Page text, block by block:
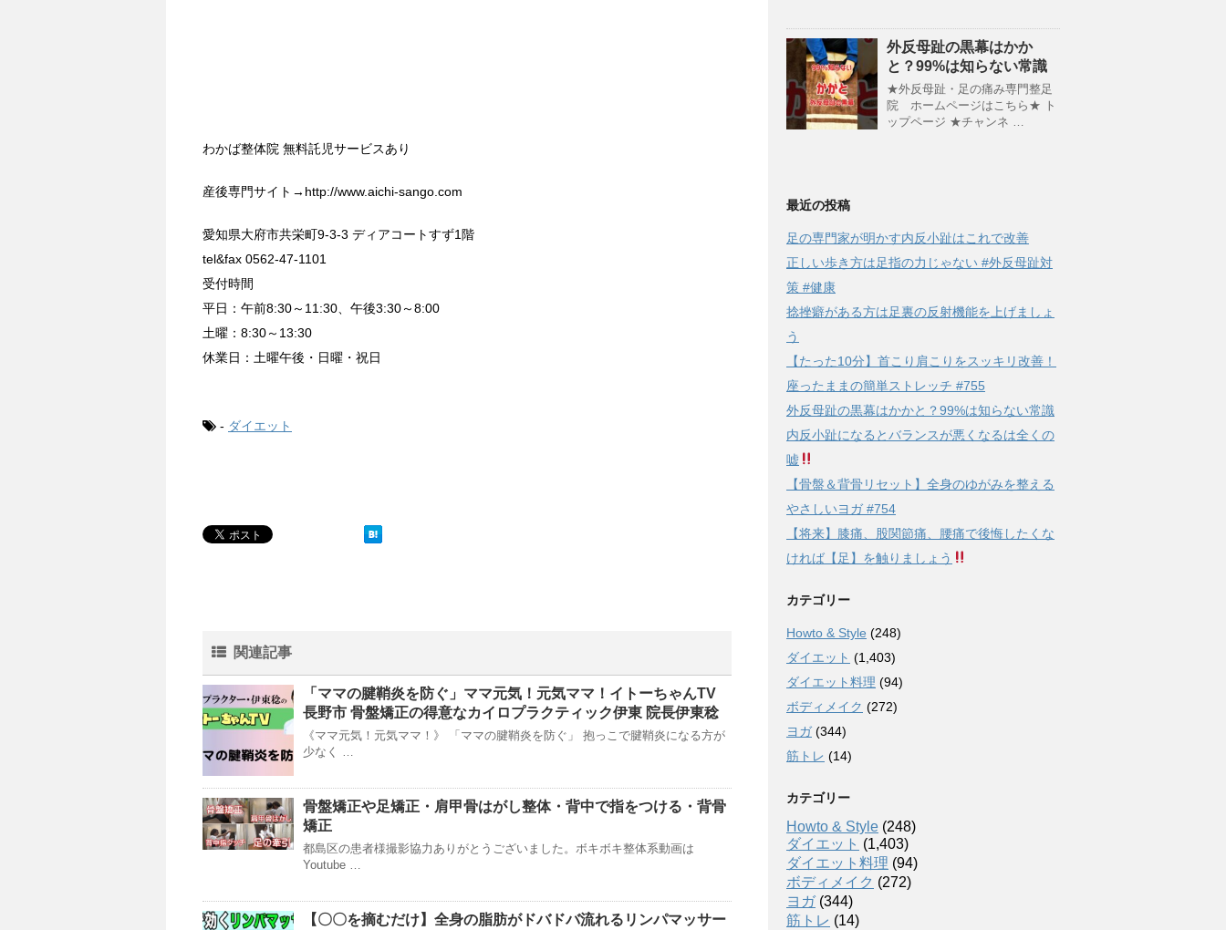
わかば整体院 無料託児サービスあり
産後専門サイト→http://www.aichi-sango.com
愛知県大府市共栄町9-3-3 ディアコートすず1階
tel&fax 0562-47-1101
受付時間
平日：午前8:30～11:30、午後3:30～8:00
土曜：8:30～13:30
休業日：土曜午後・日曜・祝日
- ダイエット
関連記事
「ママの腱鞘炎を防ぐ」ママ元気！元気ママ！イトーちゃんTV
長野市 骨盤矯正の得意なカイロプラクティック伊東 院長伊東稔
《ママ元気！元気ママ！》 「ママの腱鞘炎を防ぐ」 抱っこで腱鞘炎になる方が
少なく …
骨盤矯正や足矯正・肩甲骨はがし整体・背中で指をつける・背骨
矯正
都島区の患者様撮影協力ありがとうございました。ボキボキ整体系動画は
Youtube …
【〇〇を摘むだけ】全身の脂肪がドバドバ流れるリンパマッサー
外反母趾の黒幕はかか
と？99%は知らない常識
★外反母趾・足の痛み専門整足
院 ホームページはこちら★ ト
ップページ ★チャンネ …
最近の投稿
足の専門家が明かす内反小趾はこれで改善
正しい歩き方は足指の力じゃない #外反母趾対
策 #健康
捻挫癖がある方は足裏の反射機能を上げましょ
う
【たった10分】首こり肩こりをスッキリ改善！
座ったままの簡単ストレッチ #755
外反母趾の黒幕はかかと？99%は知らない常識
内反小趾になるとバランスが悪くなるは全くの
嘘
【骨盤＆背骨リセット】全身のゆがみを整える
やさしいヨガ #754
【将来】膝痛、股関節痛、腰痛で後悔したくな
ければ【足】を触りましょう
カテゴリー
Howto & Style (248)
ダイエット (1,403)
ダイエット料理 (94)
ボディメイク (272)
ヨガ(344)
筋トレ (14)
カテゴリー
Howto & Style (248)
ダイエット (1,403)
ダイエット料理 (94)
ボディメイク (272)
ヨガ(344)
筋トレ (14)